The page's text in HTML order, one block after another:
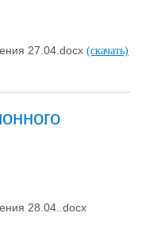
27.04.docx (скачать)
28.04..docx